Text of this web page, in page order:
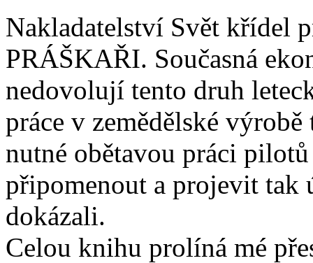
Nakladatelství Svět křídel
PRÁŠKAŘI. Současná
nedovolují tento druh
práce v zemědělské
nutné obětavou práci
připomenout a projevit tak
dokázali.
Celou knihu prolíná mé